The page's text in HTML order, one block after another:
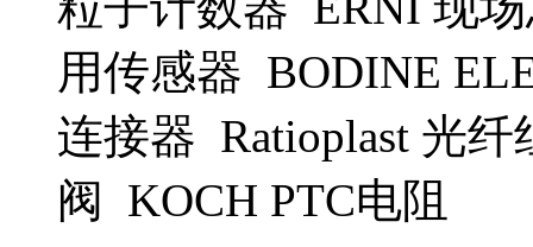
用传感器 BODINE
连接器 Ratioplast 光
阀 KOCH PTC电阻